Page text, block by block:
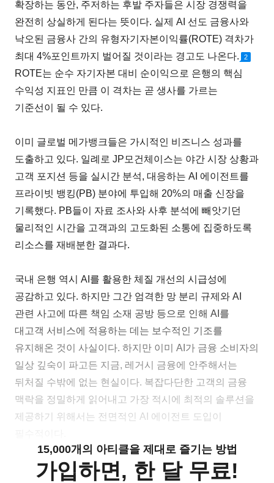
확장하는 동안, 주저하는 후발 주자들은 시장 경쟁력을
완전히 상실하게 된다는 뜻이다. 실제 AI 선도 금융사와
낙오된 금융사 간의 유형자기자본이익률(ROTE) 격차가
최대 4%포인트까지 벌어질 것이라는 경고도 나온다.
2
ROTE는 순수 자기자본 대비 순이익으로 은행의 핵심
수익성 지표인 만큼 이 격차는 곧 생사를 가르는
기준선이 될 수 있다.
이미 글로벌 메가뱅크들은 가시적인 비즈니스 성과를
도출하고 있다. 일례로 JP모건체이스는 야간 시장 상황과
고객 포지션 등을 실시간 분석, 대응하는 AI 에이전트를
프라이빗 뱅킹(PB) 분야에 투입해 20%의 매출 신장을
기록했다. PB들이 자료 조사와 사후 분석에 빼앗기던
물리적인 시간을 고객과의 고도화된 소통에 집중하도록
리소스를 재배분한 결과다.
국내 은행 역시 AI를 활용한 체질 개선의 시급성에
공감하고 있다. 하지만 그간 엄격한 망 분리 규제와 AI
관련 사고에 따른 책임 소재 공방 등으로 인해 AI를
대고객 서비스에 적용하는 데는 보수적인 기조를
유지해온 것이 사실이다. 하지만 이미 AI가 금융 소비자의
일상 깊숙이 파고든 지금, 레거시 금융에 안주해서는
뒤처질 수밖에 없는 현실이다. 복잡다단한 고객의 금융
맥락을 정밀하게 읽어내고 가장 적시에 최적의 솔루션을
제공하기 위해서는 전면적인 AI 에이전트 도입이
15,000개의 아티클을 제대로 즐기는 방법
가입하면, 한 달 무료!